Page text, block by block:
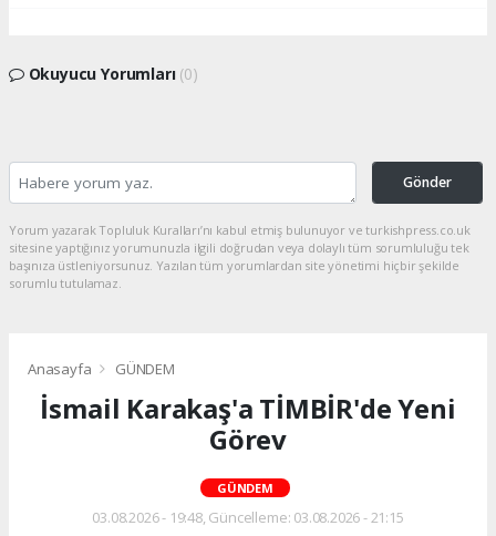
Okuyucu Yorumları (0)
Gönder
Yorum yazarak Topluluk Kuralları’nı kabul etmiş bulunuyor ve turkishpress.co.uk
sitesine yaptığınız yorumunuzla ilgili doğrudan veya dolaylı tüm sorumluluğu tek
başınıza üstleniyorsunuz. Yazılan tüm yorumlardan site yönetimi hiçbir şekilde
sorumlu tutulamaz.
Anasayfa GÜNDEM
İsmail Karakaş'a TİMBİR'de Yeni
Görev
GÜNDEM
03.08.2026 - 19:48, Güncelleme: 03.08.2026 - 21:15